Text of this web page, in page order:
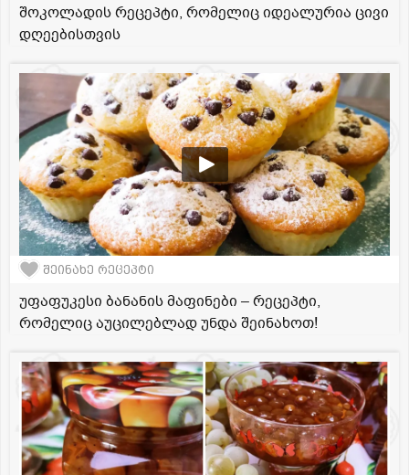
შოკოლადის რეცეპტი, რომელიც იდეალურია ცივი
დღეებისთვის
შეინახე რეცეპტი
უფაფუკესი ბანანის მაფინები – რეცეპტი,
რომელიც აუცილებლად უნდა შეინახოთ!